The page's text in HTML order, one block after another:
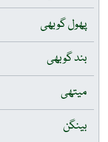
پھول گوبھی
بند گوبھی
میتھی
بینگن